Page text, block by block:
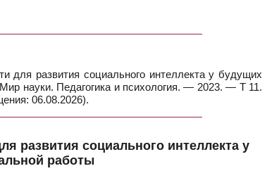
для развития социального интеллекта у будущих
науки. Педагогика и психология. — 2023. — Т 11.
06.08.2026).
развития социального интеллекта у
работы